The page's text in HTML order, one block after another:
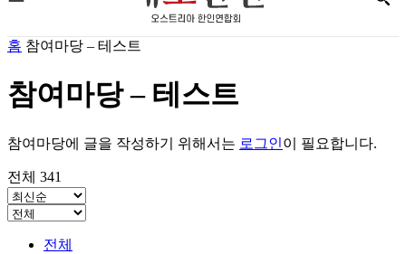
홈 참여마당 – 테스트
참여마당 – 테스트
참여마당에 글을 작성하기 위해서는 로그인이 필요합니다.
전체 341
전체